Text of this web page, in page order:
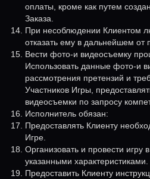
оплаты, кроме как путем
Заказа.
При несоблюдении Клиентом
отказать ему в дальнейшем от
Вести фото-и видеосъемку
Использовать данные фото-и
рассмотрения претензий и
Участников Игры,
видеосъемки по запросу
Исполнитель обязан:
Предоставлять Клиенту
Игре.
Организовать и провести игру
указанными характеристиками.
Предоставить Клиенту